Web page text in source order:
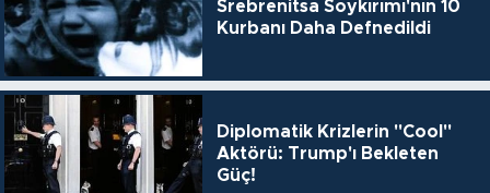
Srebrenitsa Soykırımı'nın 10
Kurbanı Daha Defnedildi
Diplomatik Krizlerin "Cool"
Aktörü: Trump'ı Bekleten
Güç!